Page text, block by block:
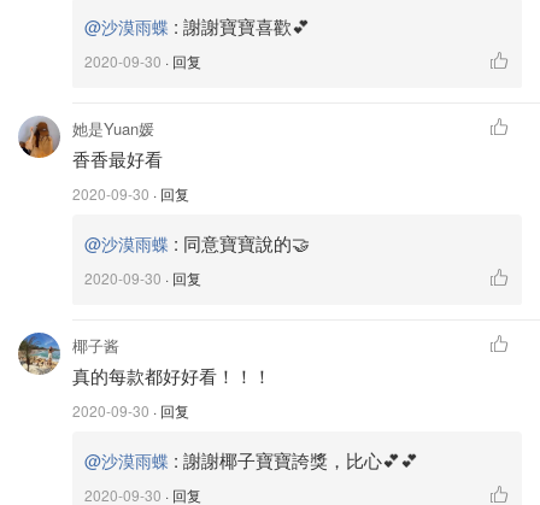
沙漠雨蝶
這款Saint Michel手袋融合LV兩大標誌性材料Monogram
帆布與Epi皮革。
🌸Monogram老花和Epi櫻桃粉皮革，即經典有不失活
@沙漠雨蝶 : 謝謝寶寶喜歡💕
2020-09-30 · 回复
她是Yuan媛
香香最好看
2020-09-30 · 回复
@沙漠雨蝶 : 同意寶寶說的🤝
2020-09-30 · 回复
椰子酱
真的每款都好好看！！！
2020-09-30 · 回复
@沙漠雨蝶 : 謝謝椰子寶寶誇獎，比心💕💕
2020-09-30 · 回复